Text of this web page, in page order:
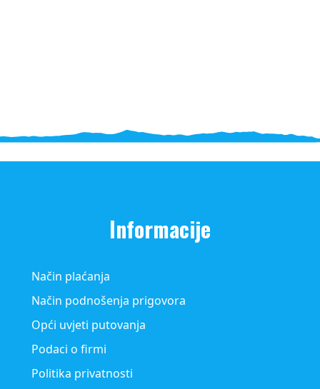
Informacije
Način plaćanja
Način podnošenja prigovora
Opći uvjeti putovanja
Podaci o firmi
Politika privatnosti